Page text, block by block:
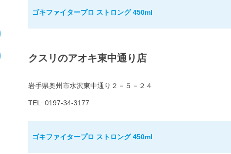
ゴキファイタープロ ストロング 450ml
クスリのアオキ東中通り店
岩手県奥州市水沢東中通り２－５－２４
TEL: 0197-34-3177
ゴキファイタープロ ストロング 450ml